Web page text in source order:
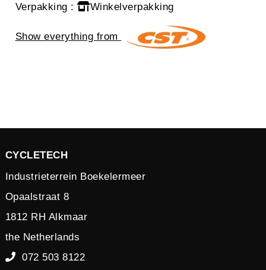
Verpakking : Winkelverpakking
Show everything from
CYCLETECH
Industrieterrein Boekelermeer
Opaalstraat 8
1812 RH Alkmaar
the Netherlands
072 503 8122